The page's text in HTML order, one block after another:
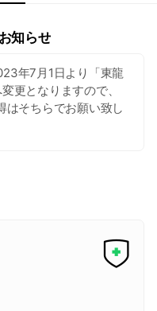
知らせ
年7月1日より「東龍
更となりますので、
はそちらでお願い致し